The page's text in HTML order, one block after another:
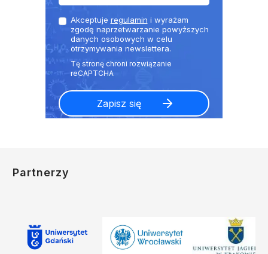
Akceptuje regulamin i wyrażam
zgodę naprzetwarzanie powyższych
danych osobowych w celu
otrzymywania newslettera.
Partnerzy